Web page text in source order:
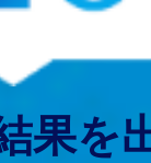
果を